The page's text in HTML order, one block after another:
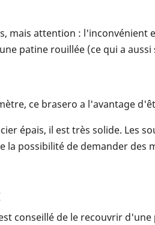
mais attention :
patine rouillée (ce qui a
ce brasero a l'avantage
épais, il est très solide. Les
la possibilité de demander
conseillé de le recouvrir